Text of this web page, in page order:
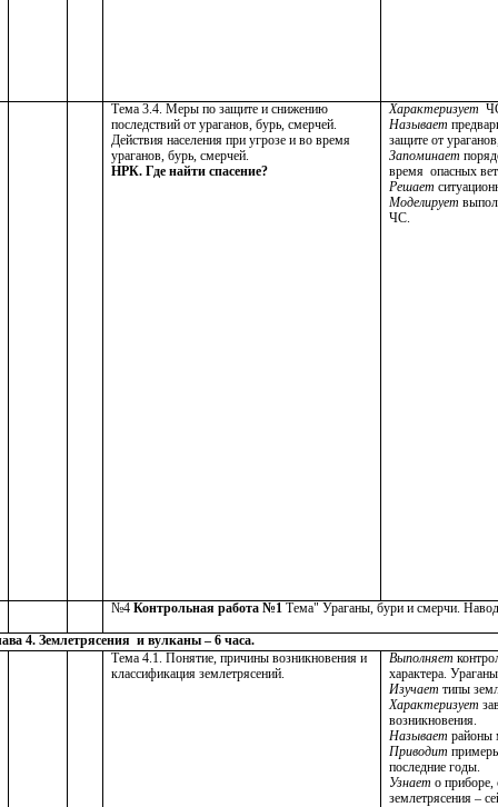
Тема 3.4. Меры по защите и снижению
последствий от ураганов, бурь, смерчей.
Действия населения при угрозе и во время
ураганов, бурь, смерчей.
НРК. Где найти спасение?
Характеризует
Называет
защите от
Запоминает
время опасных
Решает
Моделирует
ЧС.
№4 Контрольная работа №1 Тема" Ураганы, бури и смерчи.
4. Землетрясения и вулканы – 6 часа.
Тема 4.1. Понятие, причины возникновения и
классификация землетрясений.
Выполняет
характера.
Изучает типы
Характеризует
возникновения.
Называет районы
Приводит
последние годы.
Узнает о
землетрясения –